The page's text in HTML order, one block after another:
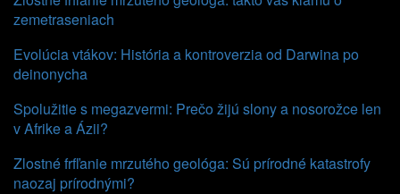
zemetraseniach
Evolúcia vtákov: História a kontroverzia od Darwina po
deinonycha
Spolužitie s megazvermi: Prečo žijú slony a nosorožce len
v Afrike a Ázii?
Zlostné frfľanie mrzutého geológa: Sú prírodné katastrofy
naozaj prírodnými?